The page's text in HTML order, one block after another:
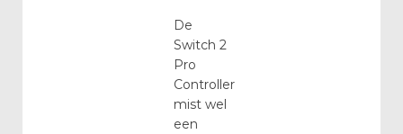
De
Switch 2
Pro
Controller
mist wel
een